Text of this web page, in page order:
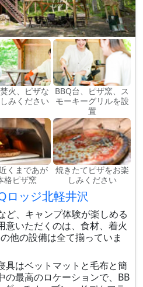
火、ピザな
みください
BBQ台、ピザ窯、ス
モーキーグリルを設
置
くまであが
格ピザ窯
焼きたてピザをお楽
しみください
ロッジ北軽井沢
ど、キャンプ体験が楽しめる
意いただくのは、食材、着火
他の設備は全て揃っていま
具はベットマットと毛布と簡
の最高のロケーションで、BB